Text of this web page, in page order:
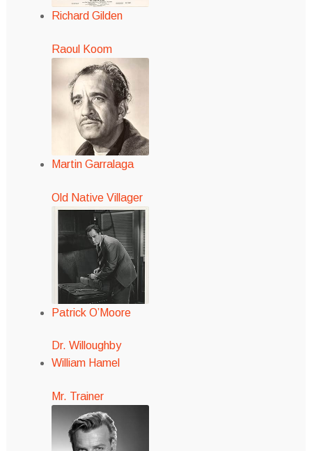
Richard Gilden
Raoul Koom
Martin Garralaga
Old Native Villager
Patrick O’Moore
Dr. Willoughby
William Hamel
Mr. Trainer